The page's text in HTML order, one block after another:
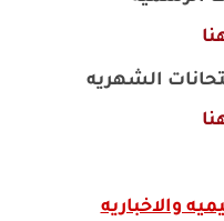
الشهريه
والاخباريه